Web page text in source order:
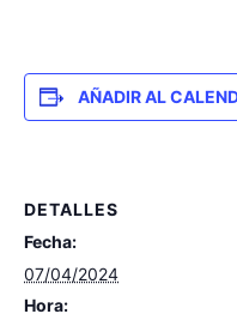
AÑADIR AL
DETALLES
Fecha:
07/04/2024
Hora: